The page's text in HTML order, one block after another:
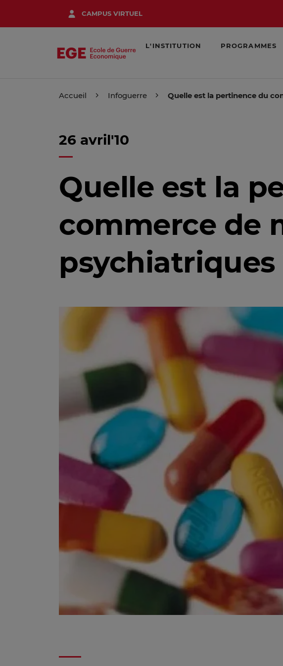
contenu
CAMPUS VIRTUEL
L'INSTITUTION PROGRAMMES
Accueil Infoguerre Quelle est la pertinence du
26 avril'10
Quelle est la
commerce de
psychiatriques